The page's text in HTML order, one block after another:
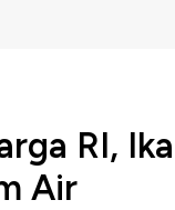
RI,
Air